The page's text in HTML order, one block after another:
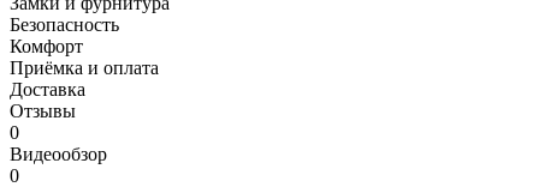
Безопасность
Комфорт
Приёмка и оплата
Доставка
Отзывы
0
Видеообзор
0